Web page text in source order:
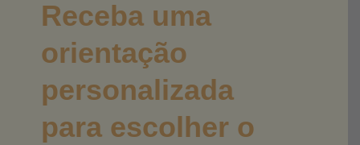
Receba uma
orientação
personalizada
para escolher o